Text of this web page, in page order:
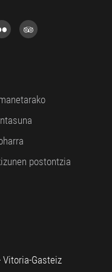
postontzia
Vitoria-Gasteiz